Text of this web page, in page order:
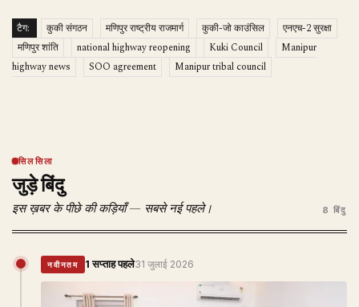
टैग: कुकी संगठन मणिपुर राष्ट्रीय राजमार्ग कुकी-जो काउंसिल
एनएच-2 सुरक्षा
मणिपुर शांति
national highway reopening Kuki Council
Manipur
highway news
SOO agreement Manipur tribal council
सिलसिला
जुड़े बिंदु
इस ख़बर के पीछे की कड़ियाँ — सबसे नई पहले। 8 बिंदु
नवीनतम 1 सप्ताह पहले31 जुलाई 2026